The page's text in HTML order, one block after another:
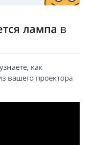
лампа в
как
вашего проектора